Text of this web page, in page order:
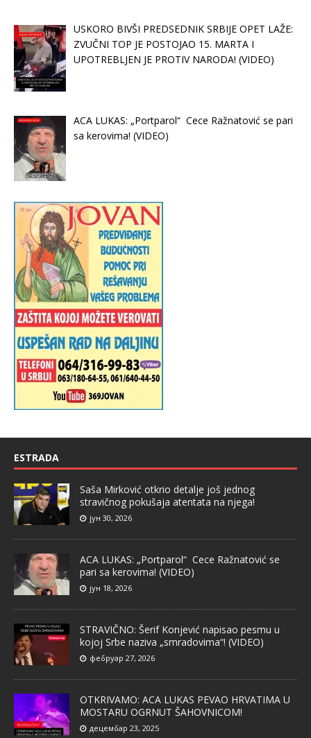
USKORO BIVŠI PREDSEDNIK SRBIJE OPET LAŽE:
ZVUČNI TOP JE POSTOJAO 15. MARTA I
UPOTREBLJEN JE PROTIV NARODA! (VIDEO)
ACA LUKAS: „Portparol“ Cece Ražnatović se pari
sa kerovima! (VIDEO)
ESTRADA
Saša Mirković otkrio detalje još jednog
stravičnog pokušaja atentata na njega!
јун 30, 2026
ACA LUKAS: „Portparol“ Cece Ražnatović se
pari sa kerovima! (VIDEO)
јун 18, 2026
STRAVIČNO: Šerif Konjević napisao pesmu u
kojoj Srbe naziva „smradovima“! (VIDEO)
фебруар 27, 2026
OTKRIVAMO: ACA LUKAS PEVAO HRVATIMA U
MOSTARU OGRNUT ŠAHOVNICOM!
децембар 23, 2025